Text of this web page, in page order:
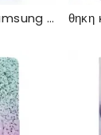
δερματινη θηκη Samsung Galaxy Tab S6 Lite Εφέ Δέρματος Ελέφαντα